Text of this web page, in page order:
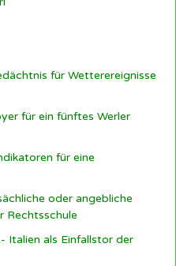
für Wetterereignisse
für ein fünftes Werler
für eine
oder angebliche
Rechtsschule
Italien als Einfallstor der